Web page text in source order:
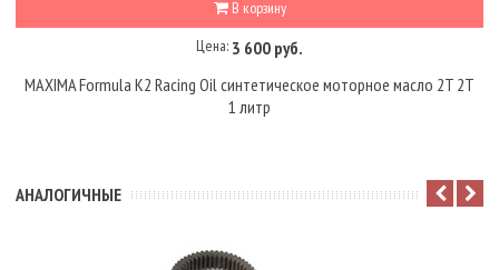
В корзину
Цена: 3 600 руб.
MAXIMA Formula K2 Racing Oil синтетическое моторное масло 2T 2Т
1 литр
АНАЛОГИЧНЫЕ